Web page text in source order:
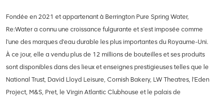
Fondée en 2021 et appartenant à Berrington Pure Spring Water,
Re:Water a connu une croissance fulgurante et s'est imposée comme
l'une des marques d'eau durable les plus importantes du Royaume-Uni.
À ce jour, elle a vendu plus de 12 millions de bouteilles et ses produits
sont disponibles dans des lieux et enseignes prestigieuses telles que le
National Trust, David Lloyd Leisure, Cornish Bakery, LW Theatres, l'Eden
Project, M&S, Pret, le Virgin Atlantic Clubhouse et le palais de